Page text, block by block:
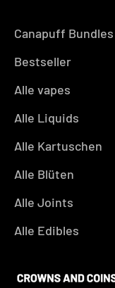
Canapuff Bundles
Bestseller
Alle vapes
Alle Liquids
Alle Kartuschen
Alle Blüten
Alle Joints
Alle Edibles